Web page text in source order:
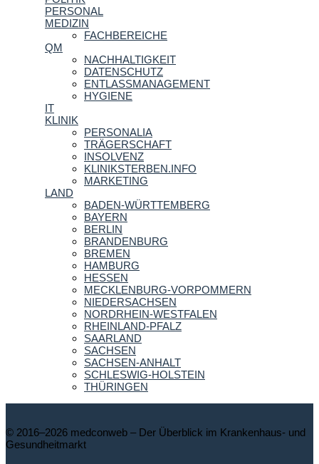
PERSONAL
MEDIZIN
FACHBEREICHE
QM
NACHHALTIGKEIT
DATENSCHUTZ
ENTLASSMANAGEMENT
HYGIENE
IT
KLINIK
PERSONALIA
TRÄGERSCHAFT
INSOLVENZ
KLINIKSTERBEN.INFO
MARKETING
LAND
BADEN-WÜRTTEMBERG
BAYERN
BERLIN
BRANDENBURG
BREMEN
HAMBURG
HESSEN
MECKLENBURG-VORPOMMERN
NIEDERSACHSEN
NORDRHEIN-WESTFALEN
RHEINLAND-PFALZ
SAARLAND
SACHSEN
SACHSEN-ANHALT
SCHLESWIG-HOLSTEIN
THÜRINGEN
© 2016–2026 medconweb – Der Überblick im Krankenhaus- und
Gesundheitmarkt